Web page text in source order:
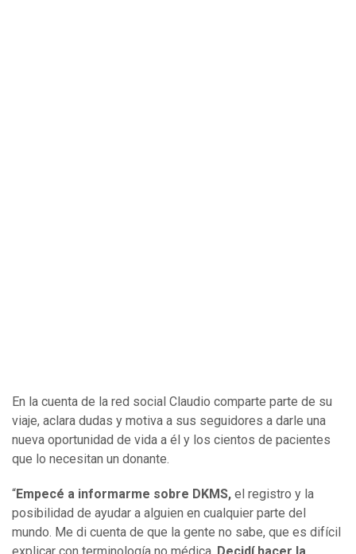
En la cuenta de la red social Claudio comparte parte de su
viaje, aclara dudas y motiva a sus seguidores a darle una
nueva oportunidad de vida a él y los cientos de pacientes
que lo necesitan un donante.
“Empecé a informarme sobre DKMS, el registro y la
posibilidad de ayudar a alguien en cualquier parte del
mundo. Me di cuenta de que la gente no sabe, que es difícil